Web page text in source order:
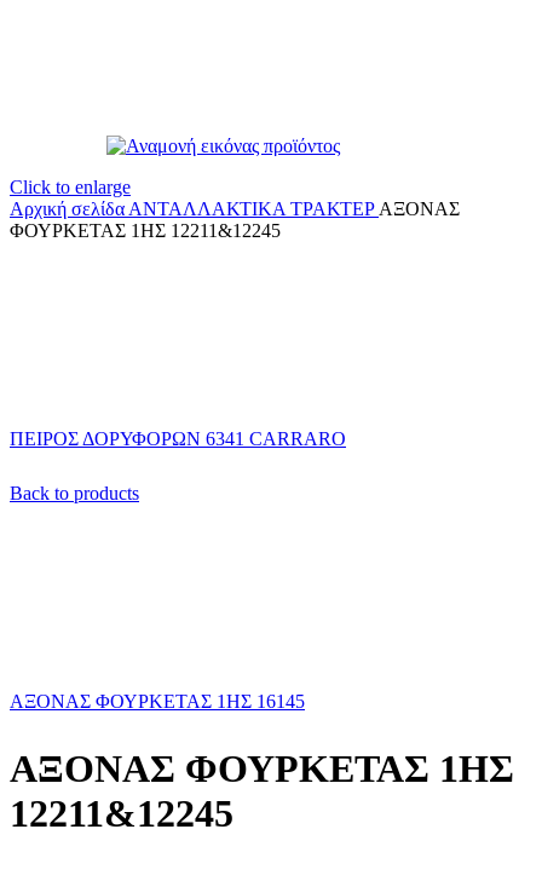
Click to enlarge
Αρχική σελίδα ΑΝΤΑΛΛΑΚΤΙΚΑ ΤΡΑΚΤΕΡ ΑΞΟΝΑΣ
ΦΟΥΡΚΕΤΑΣ 1ΗΣ 12211&12245
ΠΕΙΡΟΣ ΔΟΡΥΦΟΡΩΝ 6341 CARRARO
Back to products
ΑΞΟΝΑΣ ΦΟΥΡΚΕΤΑΣ 1ΗΣ 16145
ΑΞΟΝΑΣ ΦΟΥΡΚΕΤΑΣ 1ΗΣ
12211&12245